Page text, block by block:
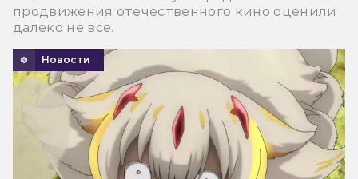
продвижения отечественного кино оценили
далеко не все.
Новости